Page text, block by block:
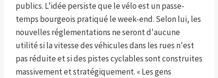
publics. L’idée persiste que le vélo est un passe-
temps bourgeois pratiqué le week-end. Selon lui, les
nouvelles réglementations ne seront d'aucune
utilité si la vitesse des véhicules dans les rues n'est
pas réduite et si des pistes cyclables sont construites
massivement et stratégiquement. « Les gens